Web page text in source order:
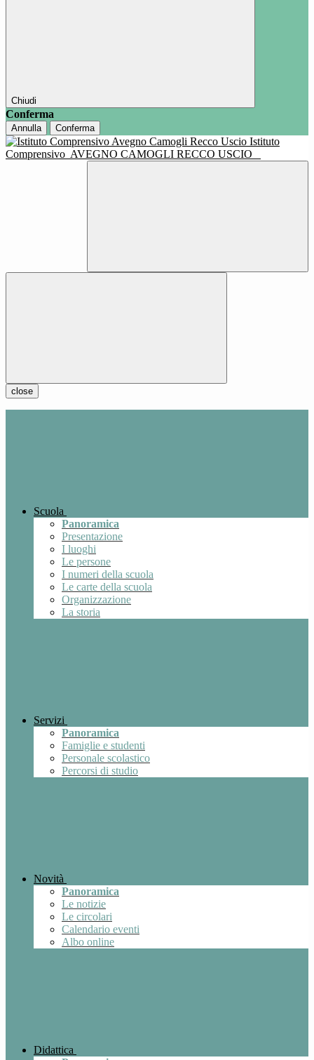
Chiudi
Conferma
Annulla Conferma
Istituto
Comprensivo AVEGNO CAMOGLI RECCO USCIO
close
Scuola
Panoramica
Presentazione
I luoghi
Le persone
I numeri della scuola
Le carte della scuola
Organizzazione
La storia
Servizi
Panoramica
Famiglie e studenti
Personale scolastico
Percorsi di studio
Novità
Panoramica
Le notizie
Le circolari
Calendario eventi
Albo online
Didattica